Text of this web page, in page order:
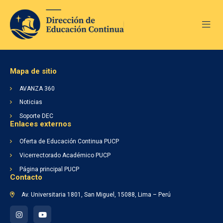
Nosotros
Soporte DEC
AVANZA 360
Noticias
Mapa de sitio
AVANZA 360
Noticias
Soporte DEC
Enlaces externos
Oferta de Educación Continua PUCP
Vicerrectorado Académico PUCP
Página principal PUCP
Contacto
Av. Universitaria 1801, San Miguel, 15088, Lima – Perú